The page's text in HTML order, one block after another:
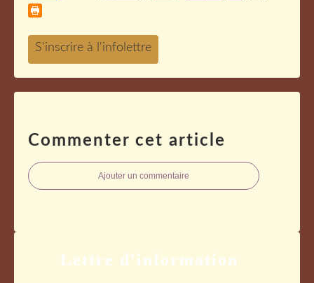
Commenter cet article
Ajouter un commentaire